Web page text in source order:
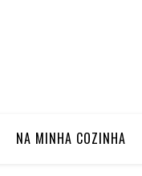
NA MINHA COZINHA